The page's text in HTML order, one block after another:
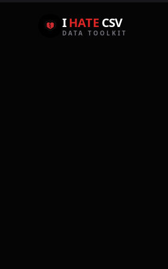
IHATE CSV
DATA TOOLKIT